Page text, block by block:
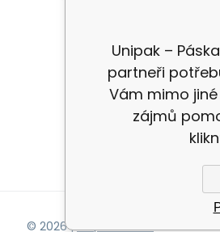
Katalog Milwaukee
Katalog IGB
© 2026 |Mapa stránek
Unipak –
partneři
Vám mimo
zájmů